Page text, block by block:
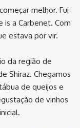
melhor. Fui
is a Carbenet. Com
estava por vir.
da região de
Shiraz. Chegamos
de queijos e
de vinhos